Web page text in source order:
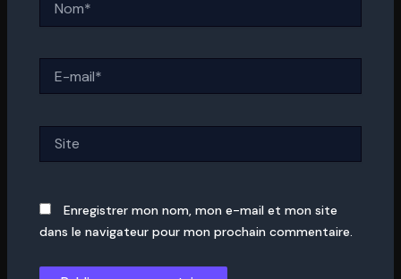
mail*
Enregistrer mon nom, mon e-mail et mon site
dans le navigateur pour mon prochain commentaire.